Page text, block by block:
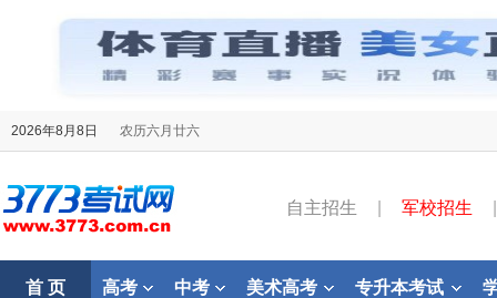
2026年8月8日 农历六月廿六
自主招生 军校招生
首 页 高考 中考 美术高考 专升本考试